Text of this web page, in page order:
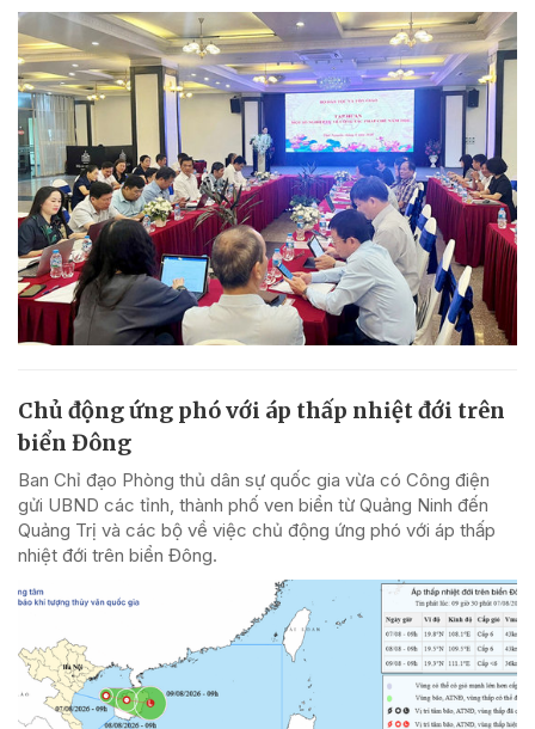
Chủ động ứng phó với áp thấp nhiệt đới trên
biển Đông
Ban Chỉ đạo Phòng thủ dân sự quốc gia vừa có Công điện
gửi UBND các tỉnh, thành phố ven biển từ Quảng Ninh đến
Quảng Trị và các bộ về việc chủ động ứng phó với áp thấp
nhiệt đới trên biển Đông.